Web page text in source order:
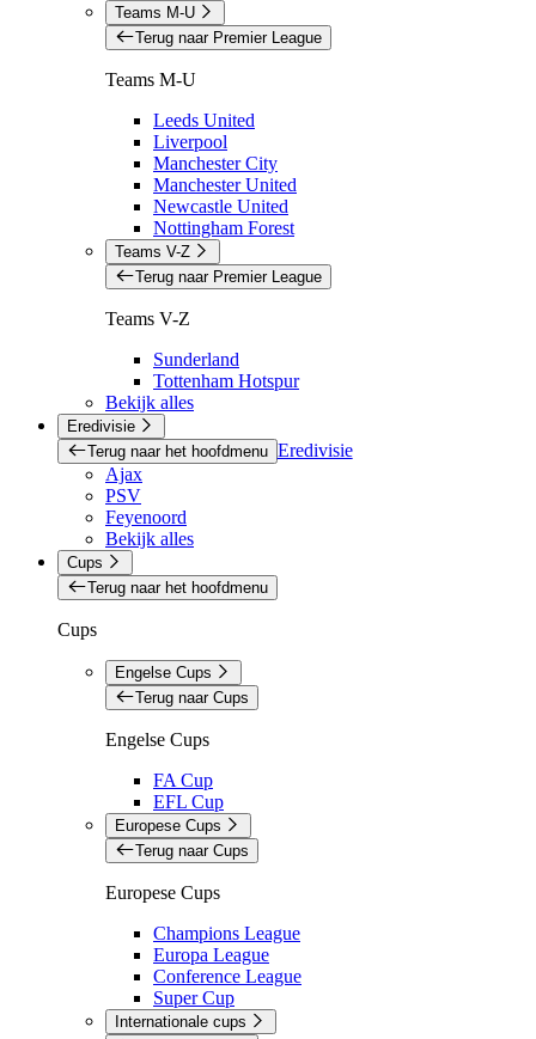
Teams M-U
Terug naar Premier League
Teams M-U
Leeds United
Liverpool
Manchester City
Manchester United
Newcastle United
Nottingham Forest
Teams V-Z
Terug naar Premier League
Teams V-Z
Sunderland
Tottenham Hotspur
Bekijk alles
Eredivisie
Terug naar het hoofdmenu Eredivisie
Ajax
PSV
Feyenoord
Bekijk alles
Cups
Terug naar het hoofdmenu
Cups
Engelse Cups
Terug naar Cups
Engelse Cups
FA Cup
EFL Cup
Europese Cups
Terug naar Cups
Europese Cups
Champions League
Europa League
Conference League
Super Cup
Internationale cups